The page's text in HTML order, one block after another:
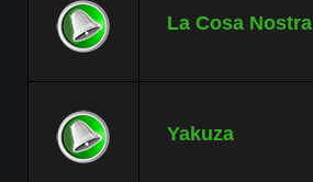
La Cosa Nostra
Yakuza